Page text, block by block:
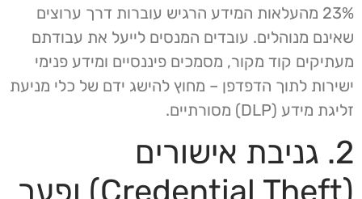
23% מהעלאות המידע הרגיש עוברות דרך ערוצים
שאינם מנוהלים. עובדים המנסים לייעל את עבודתם
מעתיקים קוד מקור, מסמכים פיננסיים ומידע פנימי
ישירות לתוך הדפדפן – מחוץ להישג ידם של כלי מניעת
זליגת מידע (DLP) מסורתיים.
2. גניבת אישורים